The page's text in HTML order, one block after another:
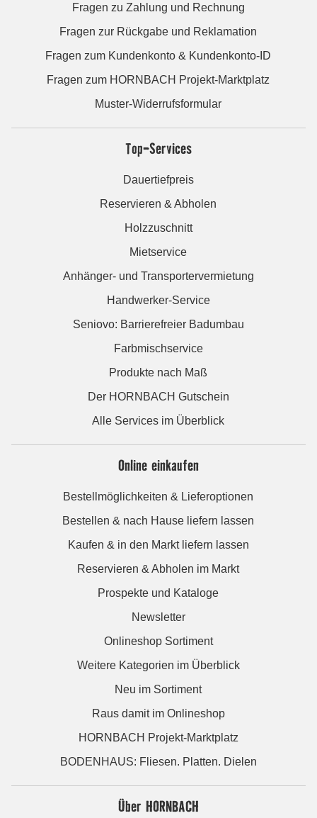
Fragen zu Zahlung und Rechnung
Fragen zur Rückgabe und Reklamation
Fragen zum Kundenkonto & Kundenkonto-ID
Fragen zum HORNBACH Projekt-Marktplatz
Muster-Widerrufsformular
Top-Services
Dauertiefpreis
Reservieren & Abholen
Holzzuschnitt
Mietservice
Anhänger- und Transportervermietung
Handwerker-Service
Seniovo: Barrierefreier Badumbau
Farbmischservice
Produkte nach Maß
Der HORNBACH Gutschein
Alle Services im Überblick
Online einkaufen
Bestellmöglichkeiten & Lieferoptionen
Bestellen & nach Hause liefern lassen
Kaufen & in den Markt liefern lassen
Reservieren & Abholen im Markt
Prospekte und Kataloge
Newsletter
Onlineshop Sortiment
Weitere Kategorien im Überblick
Neu im Sortiment
Raus damit im Onlineshop
HORNBACH Projekt-Marktplatz
BODENHAUS: Fliesen. Platten. Dielen
Über HORNBACH